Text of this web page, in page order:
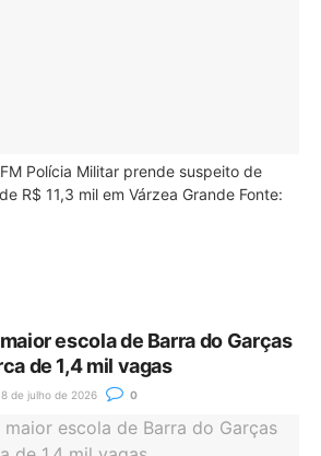
Polícia Militar prende suspeito de
R$ 11,3 mil em Várzea Grande Fonte:
escola de Barra do Garças
de 1,4 mil vagas
8 de julho de 2026 0